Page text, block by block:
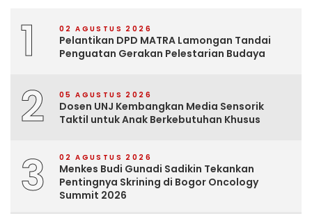
1 02 AGUSTUS 2026
Pelantikan DPD MATRA Lamongan Tandai
Penguatan Gerakan Pelestarian Budaya
2 05 AGUSTUS 2026
Dosen UNJ Kembangkan Media Sensorik
Taktil untuk Anak Berkebutuhan Khusus
3 02 AGUSTUS 2026
Menkes Budi Gunadi Sadikin Tekankan
Pentingnya Skrining di Bogor Oncology
Summit 2026